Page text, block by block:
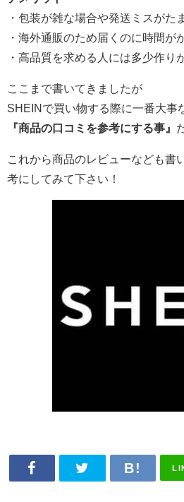
・包装が雑な場合や発送ミスがた
・海外通販のため届くのに時間が
・高品質を求める人には多少作り
ここまで書いてきましたが
SHEINで買い物する際に一番大事
『商品の口コミを参考にする事』
これから商品のレビューなども書
考にしてみて下さい！